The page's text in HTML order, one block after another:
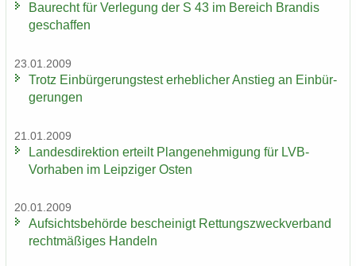
Bau­recht für Ver­le­gung der S 43 im Be­reich Bran­dis
ge­schaf­fen
23.01.2009
Trotz Ein­bür­ge­rungs­test er­heb­li­cher An­stieg an Ein­bür­
ge­run­gen
21.01.2009
Lan­des­di­rek­ti­on er­teilt Plan­ge­neh­mi­gung für LVB-​
Vorhaben im Leip­zi­ger Osten
20.01.2009
Auf­sichts­be­hör­de be­schei­nigt Ret­tungs­zweck­ver­band
recht­mä­ßi­ges Han­deln